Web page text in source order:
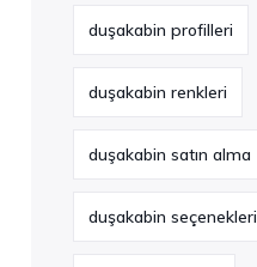
duşakabin profilleri
duşakabin renkleri
duşakabin satın alma
duşakabin seçenekleri